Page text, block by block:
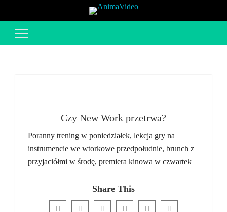
Szukaj:
Czy New Work przetrwa?
Poranny trening w poniedziałek, lekcja gry na
instrumencie we wtorkowe przedpołudnie, brunch z
przyjaciółmi w środę, premiera kinowa w czwartek
Share This